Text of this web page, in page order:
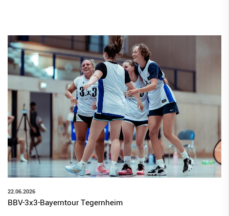
22.06.2026
BBV-3x3-Bayerntour Tegernheim